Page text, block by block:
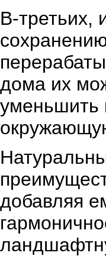
В-третьих,
дома их
уменьшить
добавляя